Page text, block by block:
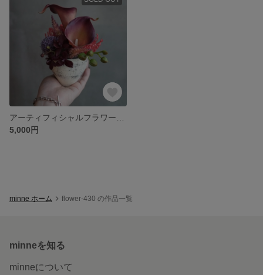
5,000円
minne ホーム flower-430 の作品一覧
minneを知る
minneについて